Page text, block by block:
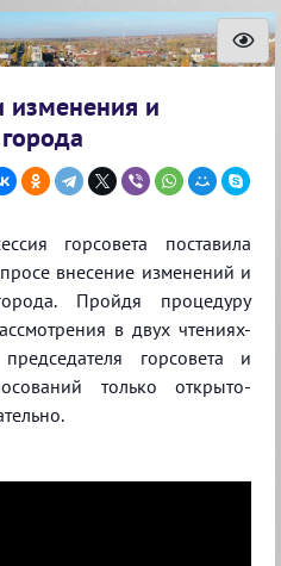
изменения и
горсовета поставила
внесение изменений и
Пройдя процедуру
в двух чтениях-
горсовета и
только открыто-